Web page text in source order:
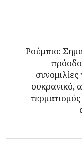
Ρούμπιο:
συνομιλίες
ουκρανικό,